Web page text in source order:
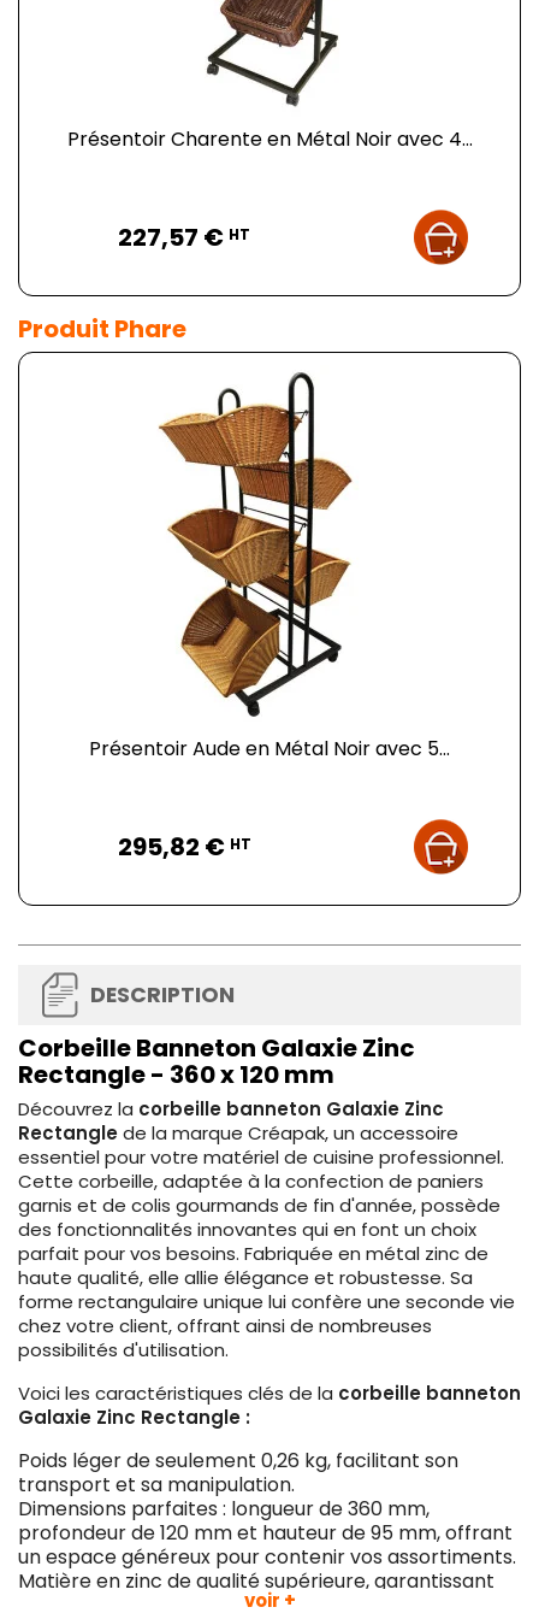
Présentoir Charente en Métal Noir avec 4...
227,57 € HT
Produit Phare
Présentoir Aude en Métal Noir avec 5...
295,82 € HT
DESCRIPTION
Corbeille Banneton Galaxie Zinc
Rectangle - 360 x 120 mm
Découvrez la corbeille banneton Galaxie Zinc
Rectanglede la marque Créapak, un accessoire
essentiel pour votre matériel de cuisine professionnel.
Cette corbeille, adaptée à la confection de paniers
garnis et de colis gourmands de fin d'année, possède
des fonctionnalités innovantes qui en font un choix
parfait pour vos besoins. Fabriquée en métal zinc de
haute qualité, elle allie élégance et robustesse. Sa
forme rectangulaire unique lui confère une seconde vie
chez votre client, offrant ainsi de nombreuses
possibilités d'utilisation.
Voici les caractéristiques clés de la corbeille banneton
Galaxie Zinc Rectangle :
Poids léger de seulement 0,26 kg, facilitant son
transport et sa manipulation.
Dimensions parfaites : longueur de 360 mm,
profondeur de 120 mm et hauteur de 95 mm, offrant
un espace généreux pour contenir vos assortiments.
Matière en zinc de qualité supérieure, garantissant
une durabilité et une résistance à toute épreuve.
voir +